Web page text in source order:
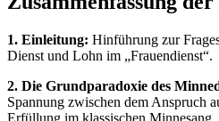
1. Einleitung: Hinführung zur
Dienst und Lohn im „Frauendienst“.
2. Die Grundparadoxie des
Spannung zwischen dem Anspruch
Erfüllung im klassischen Minnesang.